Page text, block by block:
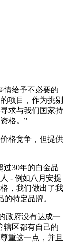
情给予不必要的
项目，作为挑剔
求与我们国家持
格。”
格竞争，但提供
过30年的白金品
- 例如八月安提
，我们做出了我
特定品牌。
政府没有达成一
辖区都有自己的
重这一点，并且